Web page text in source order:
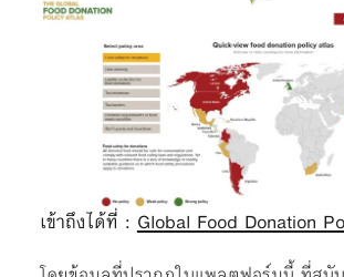
เข้าถึงได้ที่ :Global Food Donation